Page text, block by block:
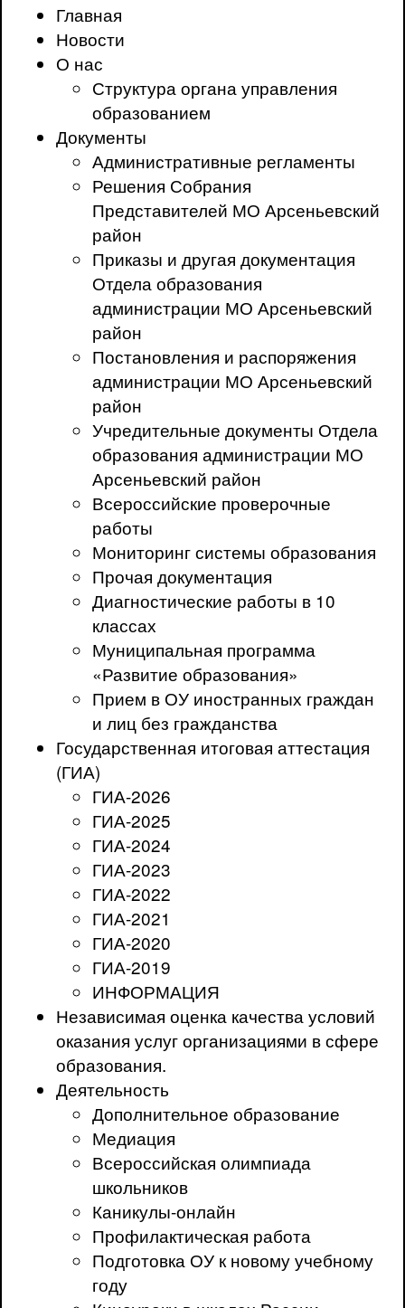
Главная
Новости
О нас
Структура органа управления
образованием
Документы
Административные регламенты
Решения Собрания
Представителей МО Арсеньевский
район
Приказы и другая документация
Отдела образования
администрации МО Арсеньевский
район
Постановления и распоряжения
администрации МО Арсеньевский
район
Учредительные документы Отдела
образования администрации МО
Арсеньевский район
Всероссийские проверочные
работы
Мониторинг системы образования
Прочая документация
Диагностические работы в 10
классах
Муниципальная программа
«Развитие образования»
Прием в ОУ иностранных граждан
и лиц без гражданства
Государственная итоговая аттестация
(ГИА)
ГИА-2026
ГИА-2025
ГИА-2024
ГИА-2023
ГИА-2022
ГИА-2021
ГИА-2020
ГИА-2019
ИНФОРМАЦИЯ
Независимая оценка качества условий
оказания услуг организациями в сфере
образования.
Деятельность
Дополнительное образование
Медиация
Всероссийская олимпиада
школьников
Каникулы-онлайн
Профилактическая работа
Подготовка ОУ к новому учебному
году